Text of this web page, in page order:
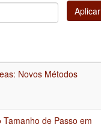
Aplicar
Novos Métodos
de Passo em